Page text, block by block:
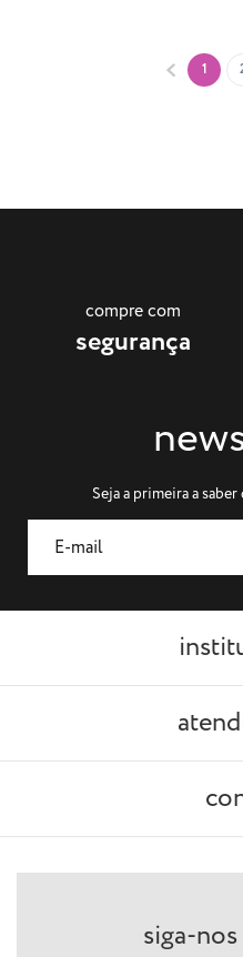
1
compre com
segurança
Seja a primeira a
siga-